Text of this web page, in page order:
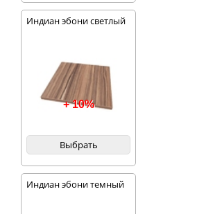
Индиан эбони светлый
+ 10%
Выбрать
Индиан эбони темный